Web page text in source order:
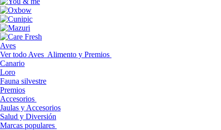
Aves
Ver todo Aves Alimento y Premios
Canario
Loro
Fauna silvestre
Premios
Accesorios
Jaulas y Accesorios
Salud y Diversión
Marcas populares